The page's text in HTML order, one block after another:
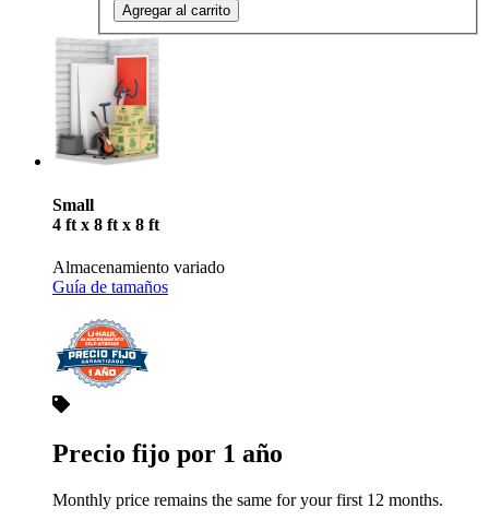
Agregar al carrito
Small
4 ft x 8 ft x 8 ft
Almacenamiento variado
Guía de tamaños
Precio fijo por 1 año
Monthly price remains the same for your first 12 months.